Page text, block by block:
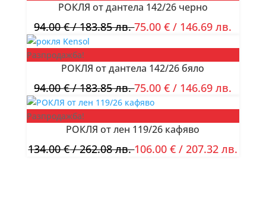
РОКЛЯ от дантела 142/26 черно
94.00€/ 183.85 лв.75.00€ / 146.69 лв.
Разпродажба!
РОКЛЯ от дантела 142/26 бяло
94.00€/ 183.85 лв.75.00€ / 146.69 лв.
Разпродажба!
РОКЛЯ от лен 119/26 кафяво
134.00€/ 262.08 лв.106.00€ / 207.32 лв.